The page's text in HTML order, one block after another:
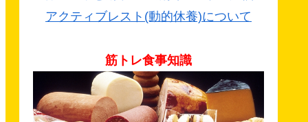
アクティブレスト(動的休養)について
筋トレ食事知識